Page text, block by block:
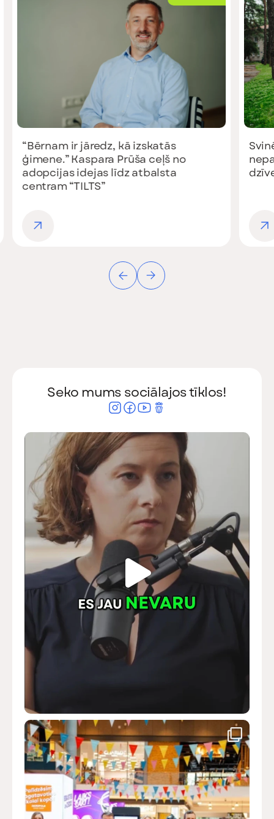
“Bērnam ir jāredz, kā izskatās
ģimene.” Kaspara Prūša ceļš no
adopcijas idejas līdz atbalsta
centram “TILTS”
Seko mums sociālajos tīklos!